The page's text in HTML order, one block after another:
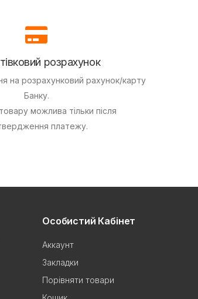
розрахунок
на розрахунковий рахунок/карту
Банку.
можлива тільки після
платежу.
Особистий Кабінет
Аккаунт
Закладки
Порівняти товари